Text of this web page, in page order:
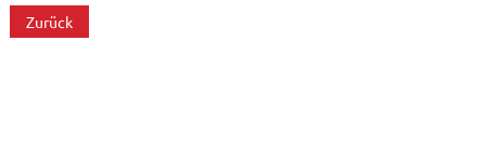
Zurück